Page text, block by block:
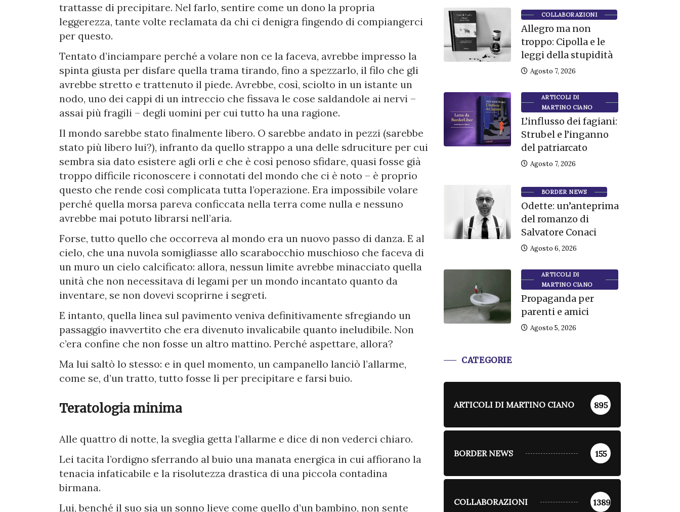
trattasse di precipitare. Nel farlo, sentire come un dono la propria
leggerezza, tante volte reclamata da chi ci denigra fingendo di compiangerci
per questo.
Tentato d’inciampare perché a volare non ce la faceva, avrebbe impresso la
spinta giusta per disfare quella trama tirando, fino a spezzarlo, il filo che gli
avrebbe stretto e trattenuto il piede. Avrebbe, così, sciolto in un istante un
nodo, uno dei cappi di un intreccio che fissava le cose saldandole ai nervi –
assai più fragili – degli uomini per cui tutto ha una ragione.
Il mondo sarebbe stato finalmente libero. O sarebbe andato in pezzi (sarebbe
stato più libero lui?), infranto da quello strappo a una delle sdruciture per cui
sembra sia dato esistere agli orli e che è così penoso sfidare, quasi fosse già
troppo difficile riconoscere i connotati del mondo che ci è noto – è proprio
questo che rende così complicata tutta l’operazione. Era impossibile volare
perché quella morsa pareva conficcata nella terra come nulla e nessuno
avrebbe mai potuto librarsi nell’aria.
Forse, tutto quello che occorreva al mondo era un nuovo passo di danza. E al
cielo, che una nuvola somigliasse allo scarabocchio muschioso che faceva di
un muro un cielo calcificato: allora, nessun limite avrebbe minacciato quella
unità che non necessitava di legami per un mondo incantato quanto da
inventare, se non dovevi scoprirne i segreti.
E intanto, quella linea sul pavimento veniva definitivamente sfregiando un
passaggio inavvertito che era divenuto invalicabile quanto ineludibile. Non
c’era confine che non fosse un altro mattino. Perché aspettare, allora?
Ma lui saltò lo stesso: e in quel momento, un campanello lanciò l’allarme,
come se, d’un tratto, tutto fosse lì per precipitare e farsi buio.
Teratologia minima
Alle quattro di notte, la sveglia getta l’allarme e dice di non vederci chiaro.
Lei tacita l’ordigno sferrando al buio una manata energica in cui affiorano la
tenacia infaticabile e la risolutezza drastica di una piccola contadina
birmana.
Lui, benché il suo sia un sonno lieve come quello d’un bambino, non sente
COLLABORAZIONI
Allegro ma non
troppo: Cipolla e le
leggi della stupidità
Agosto 7, 2026
ARTICOLI DI
MARTINO CIANO
L’influsso dei fagiani:
Strubel e l’inganno
del patriarcato
Agosto 7, 2026
BORDER NEWS
Odette: un’anteprima
del romanzo di
Salvatore Conaci
Agosto 6, 2026
ARTICOLI DI
MARTINO CIANO
Propaganda per
parenti e amici
Agosto 5, 2026
CATEGORIE
ARTICOLI DI MARTINO CIANO 895
BORDER NEWS 155
COLLABORAZIONI 1389